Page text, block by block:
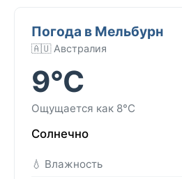
Погода в Мельбурн
🇦🇺 Австралия
9°C
Ощущается как 8°C
Солнечно
💧 Влажность